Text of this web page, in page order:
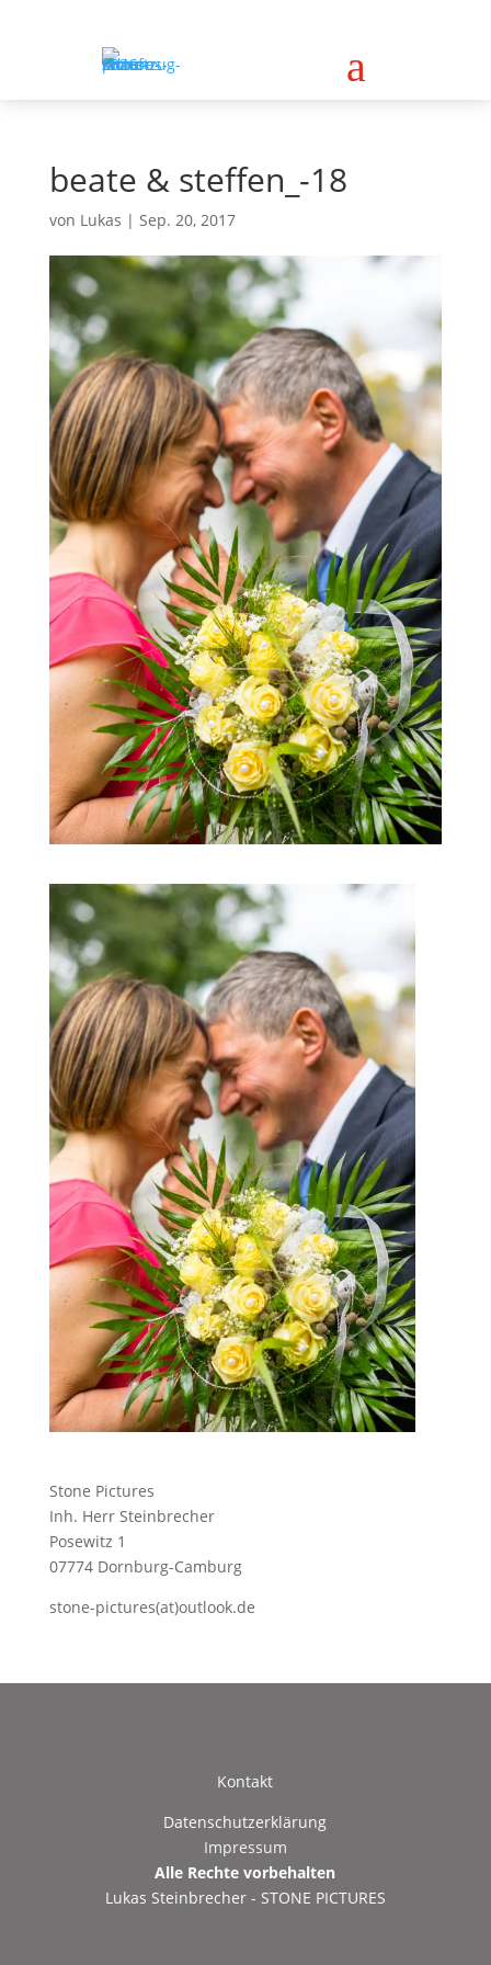
a
beate & steffen_-18
von Lukas | Sep. 20, 2017
Stone Pictures
Inh. Herr Steinbrecher
Posewitz 1
07774 Dornburg-Camburg
stone-pictures(at)outlook.de
Kontakt
Datenschutzerklärung
Impressum
Alle Rechte vorbehalten
Lukas Steinbrecher - STONE PICTURES